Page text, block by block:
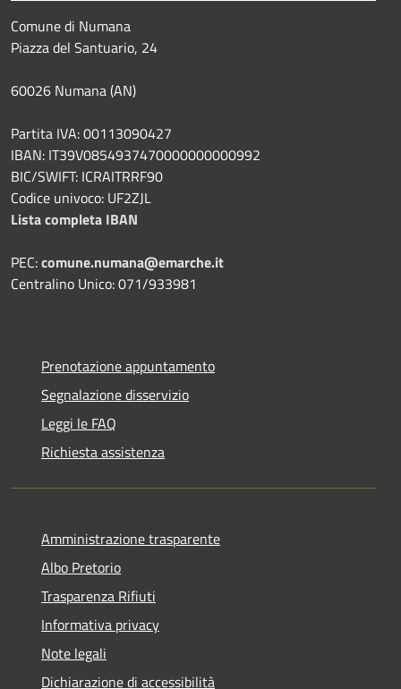
Comune di Numana
Piazza del Santuario, 24
60026 Numana (AN)
Partita IVA: 00113090427
IBAN: IT39V0854937470000000000992
BIC/SWIFT: ICRAITRRF90
Codice univoco: UF2ZJL
Lista completa IBAN
PEC:comune.numana@emarche.it
Centralino Unico: 071/933981
Prenotazione appuntamento
Segnalazione disservizio
Leggi le FAQ
Richiesta assistenza
Amministrazione trasparente
Albo Pretorio
Trasparenza Rifiuti
Informativa privacy
Note legali
Dichiarazione di accessibilità